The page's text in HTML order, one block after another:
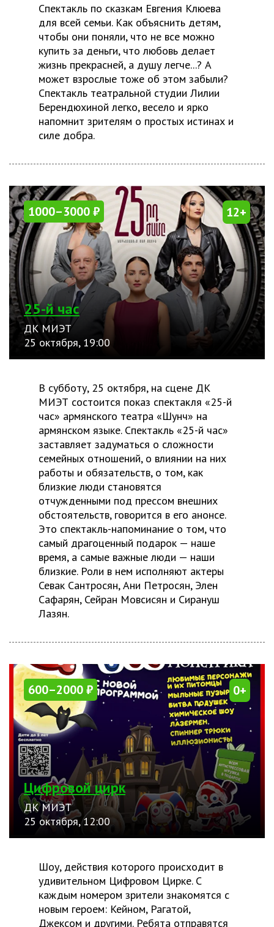
Спектакль по сказкам Евгения Клюева
для всей семьи. Как объяснить детям,
чтобы они поняли, что не все можно
купить за деньги, что любовь делает
жизнь прекрасней, а душу легче...? А
может взрослые тоже об этом забыли?
Спектакль театральной студии Лилии
Берендюхиной легко, весело и ярко
напомнит зрителям о простых истинах и
силе добра.
25-й час
ДК МИЭТ
25 октября, 19:00
1000–3000 ₽ 12+
В субботу, 25 октября, на сцене ДК
МИЭТ состоится показ спектакля «25-й
час» армянского театра «Шунч» на
армянском языке. Спектакль «25-й час»
заставляет задуматься о сложности
семейных отношений, о влиянии на них
работы и обязательств, о том, как
близкие люди становятся
отчужденными под прессом внешних
обстоятельств, говорится в его анонсе.
Это спектакль-напоминание о том, что
самый драгоценный подарок — наше
время, а самые важные люди — наши
близкие. Роли в нем исполняют актеры
Севак Сантросян, Ани Петросян, Элен
Сафарян, Сейран Мовсисян и Сирануш
Лазян.
Цифровой цирк
ДК МИЭТ
25 октября, 12:00
600–2000 ₽ 0+
Шоу, действия которого происходит в
удивительном Цифровом Цирке. С
каждым номером зрители знакомятся с
новым героем: Кейном, Рагатой,
Джексом и другими. Ребята отправятся